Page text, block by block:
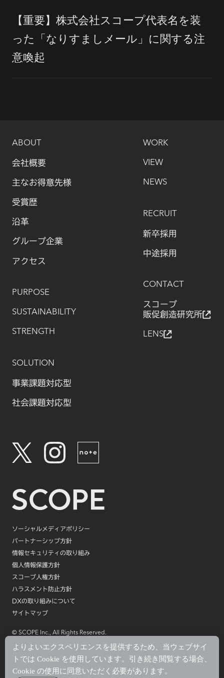
【重要】株式会社スコープ代表名を装
った「なりすましメール」に関する注
意喚起
ソーシャルメディアポリシー
パートナーシップ方針
情報セキュリティの取り組み
個人情報保護方針
スコープ人権方針
ハラスメント防止方針
DXの取り組みについて
サイトマップ
© SCOPE Inc., All Rights Reserved.
ABOUT
会社概要
主なお得意先様
受賞歴
沿革
グループ企業
アクセス
PURPOSE
SUSTAINABILITY
STRENGTH
SOLUTION
事業課題対応型
社会課題対応型
WORK
VIEW
NEWS
RECRUIT
新卒採用
中途採用
CONTACT
スコープ
販促創造研究所
LENS
よりよいエクスペリエンスを提供するため、当ウェブサイ
トでは Cookie を使用しています。引き続き閲覧する場合、
Cookie の使用に同意いただく必要があります。